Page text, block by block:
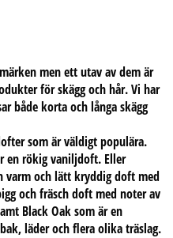
men ett utav av dem är
för skägg och hår. Vi har
både korta och långa skägg
som är väldigt populära.
en rökig vaniljdoft. Eller
varm och lätt kryddig doft med
och fräsch doft med noter av
Black Oak som är en
läder och flera olika träslag.